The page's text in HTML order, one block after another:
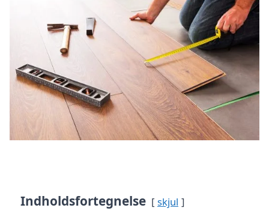
Indholdsfortegnelse skjul